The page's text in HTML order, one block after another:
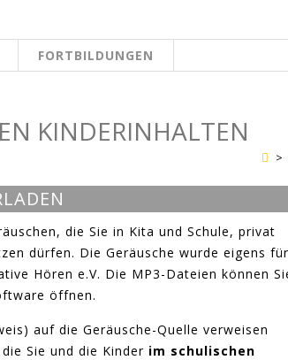
FORTBILDUNGEN
KINDERINHALTEN
die Sie in Kita und Schule, privat
dürfen. Die Geräusche wurde eigens für
Hören e.V. Die MP3-Dateien können
öffnen.
auf die Geräusche-Quelle verweisen
Sie und die Kinder im schulischen